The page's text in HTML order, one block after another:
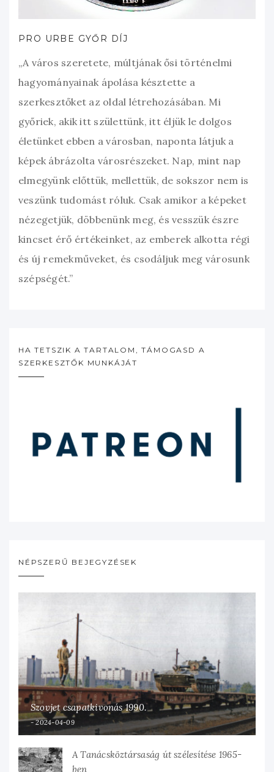
PRO URBE GYŐR DÍJ
„A város szeretete, múltjának ősi történelmi
hagyományainak ápolása késztette a
szerkesztőket az oldal létrehozásában. Mi
győriek, akik itt születtünk, itt éljük le dolgos
életünket ebben a városban, naponta látjuk a
képek ábrázolta városrészeket. Nap, mint nap
elmegyünk előttük, mellettük, de sokszor nem is
veszünk tudomást róluk. Csak amikor a képeket
nézegetjük, döbbenünk meg, és vesszük észre
kincset érő értékeinket, az emberek alkotta régi
és új remekműveket, és csodáljuk meg városunk
szépségét.”
HA TETSZIK A TARTALOM, TÁMOGASD A
SZERKESZTŐK MUNKÁJÁT
NÉPSZERŰ BEJEGYZÉSEK
Szovjet csapatkivonás 1990.
2024-04-09
A Tanácsköztársaság út szélesítése 1965-
ben